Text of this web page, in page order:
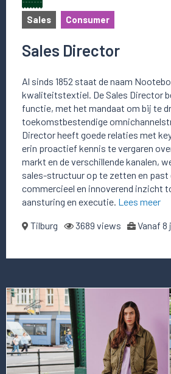
Sales Consumer
Sales Director
Al sinds 1852 staat de naam
kwaliteitstextiel. De Sales Director
functie, met het mandaat om bij te
toekomstbestendige
Director heeft goede relaties met
erin proactief kennis te vergaren
markt en de verschillende kanalen,
sales-structuur op te zetten en past
commercieel en innoverend inzicht
aansturing en executie. Lees meer
Tilburg 3689 views Vanaf 8
Lees
meer
over
deze
vacature
Sales